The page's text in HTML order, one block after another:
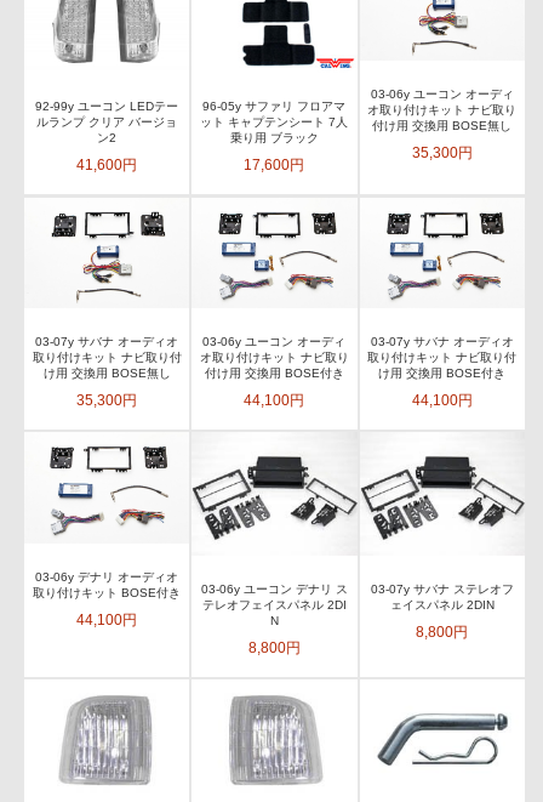
92-99y ユーコン LEDテー
ルランプ クリア バージョ
ン2
41,600円
96-05y サファリ フロアマ
ット キャプテンシート 7人
乗り用 ブラック
17,600円
03-06y ユーコン オーディ
オ取り付けキット ナビ取り
付け用 交換用 BOSE無し
35,300円
03-07y サバナ オーディオ
取り付けキット ナビ取り付
け用 交換用 BOSE無し
35,300円
03-06y ユーコン オーディ
オ取り付けキット ナビ取り
付け用 交換用 BOSE付き
44,100円
03-07y サバナ オーディオ
取り付けキット ナビ取り付
け用 交換用 BOSE付き
44,100円
03-06y デナリ オーディオ
取り付けキット BOSE付き
44,100円
03-06y ユーコン デナリ ス
テレオフェイスパネル 2DI
N
8,800円
03-07y サバナ ステレオフ
ェイスパネル 2DIN
8,800円